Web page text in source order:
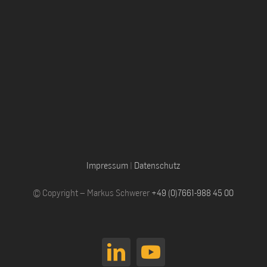
Impressum | Datenschutz
© Copyright – Markus Schwerer +49 (0)7661-988 45 00
LinkedInYouTube